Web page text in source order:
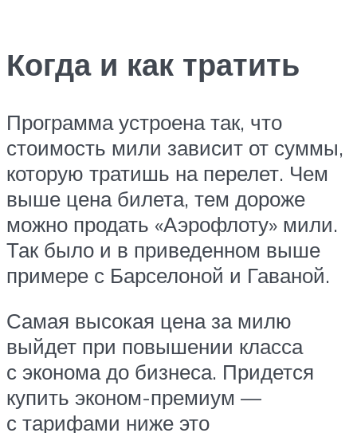
Когда и как тратить
Программа устроена так, что
стоимость мили зависит от суммы,
которую тратишь на перелет. Чем
выше цена билета, тем дороже
можно продать «Аэрофлоту» мили.
Так было и в приведенном выше
примере с Барселоной и Гаваной.
Самая высокая цена за милю
выйдет при повышении класса
с эконома до бизнеса. Придется
купить эконом-премиум —
с тарифами ниже это